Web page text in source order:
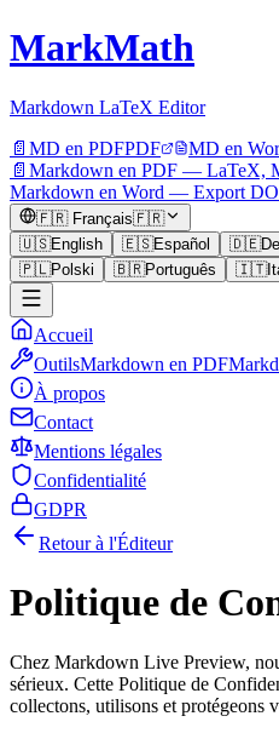
MarkMath
Markdown LaTeX Editor
📄 MD en PDFPDF MD en
📄 Markdown en PDF — LaTeX,
Markdown en Word — Export
🇫🇷 Français🇫🇷
🇺🇸English 🇪🇸Español 🇩🇪
🇵🇱Polski 🇧🇷Português 🇮🇹
Accueil
OutilsMarkdown en PDF
À propos
Contact
Mentions légales
Confidentialité
GDPR
Retour à l'Éditeur
Politique de
Chez Markdown Live Preview,
sérieux. Cette Politique de
collectons, utilisons et protégeons